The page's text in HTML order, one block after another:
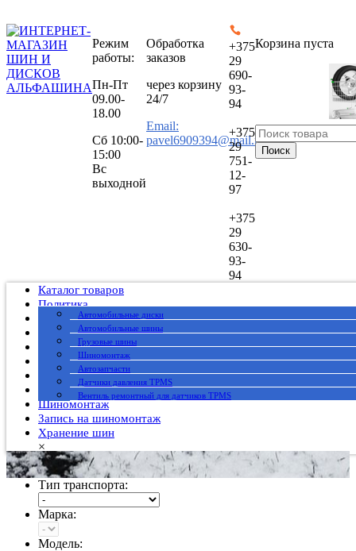
Режим
работы:
Пн-Пт
09.00-
18.00
Сб 10:00-
15:00
Вс
выходной
Обработка
заказов
через корзину
24/7
Email:
pavel6909394@mail.ru
+375
29
690-
93-
94
+375
29
751-
12-
97
+375
29
630-
93-
94
Корзина пуста
Поиск
Каталог товаров
Автомобильные диски
Автомобильные шины
Грузовые шины
Шиномонтаж
Автозапчасти
Датчики давления TPMS
Вентиль ремонтный для датчиков TPMS
Политика
Публичный договор
О нас
Оплата
Доставка
Вакансии
Гарантия
Шиномонтаж
Запись на шиномонтаж
Хранение шин
×
Тип транспорта:
Марка:
Модель: